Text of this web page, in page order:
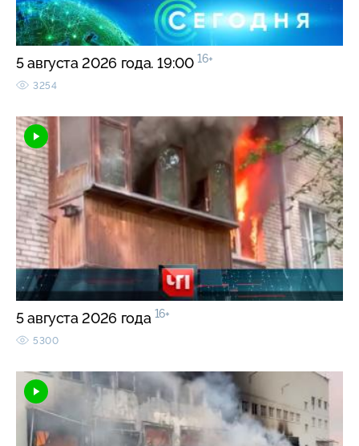
5 августа 2026 года. 19:00 16+
3254
5 августа 2026 года 16+
5300